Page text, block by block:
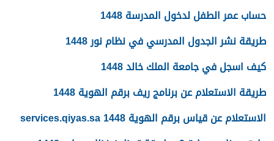
حساب عمر الطفل لدخول المدرسة 1448
طريقة نشر الجدول المدرسي في نظام نور 1448
كيف اسجل في جامعة الملك خالد 1448
طريقة الاستعلام عن برنامج ريف برقم الهوية 1448
الاستعلام عن قياس برقم الهوية 1448 services.qiyas.sa